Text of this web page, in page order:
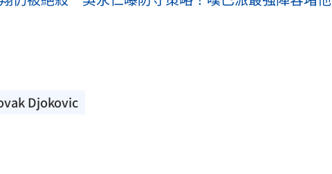
Djokovic